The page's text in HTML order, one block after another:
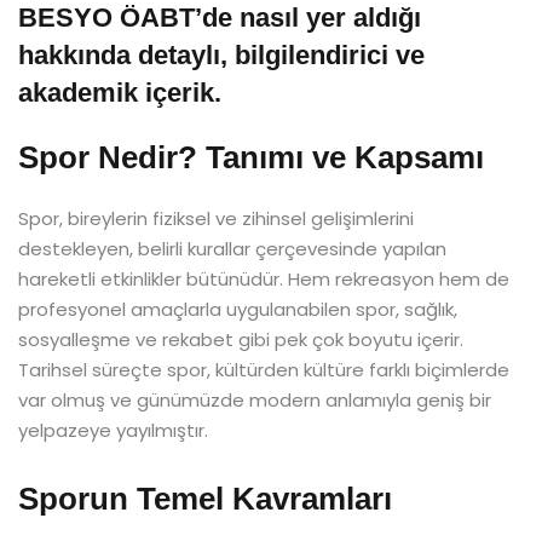
BESYO ÖABT’de nasıl yer aldığı
hakkında detaylı, bilgilendirici ve
akademik içerik.
Spor Nedir? Tanımı ve Kapsamı
Spor, bireylerin fiziksel ve zihinsel gelişimlerini
destekleyen, belirli kurallar çerçevesinde yapılan
hareketli etkinlikler bütünüdür. Hem rekreasyon hem de
profesyonel amaçlarla uygulanabilen spor, sağlık,
sosyalleşme ve rekabet gibi pek çok boyutu içerir.
Tarihsel süreçte spor, kültürden kültüre farklı biçimlerde
var olmuş ve günümüzde modern anlamıyla geniş bir
yelpazeye yayılmıştır.
Sporun Temel Kavramları